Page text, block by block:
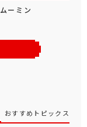
ムーミン
おすすめトピックス